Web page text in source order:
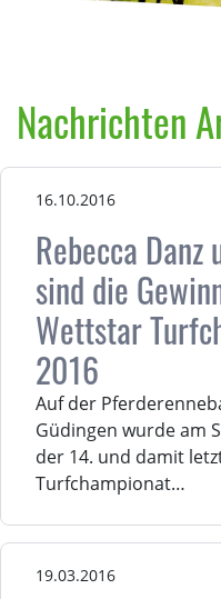
Nachrichten
16.10.2016
Rebecca
sind die
Wettstar
2016
Auf der
Güdingen wurde am
der 14. und damit
Turfchampionat…
19.03.2016